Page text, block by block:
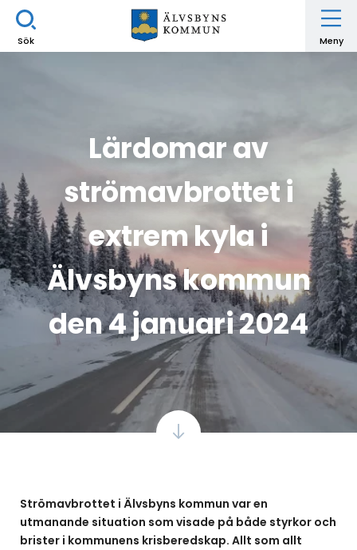
Sök Meny
Lärdomar av
strömavbrottet i
extrem kyla i
Älvsbyns kommun
den 4 januari 2024
Strömavbrottet i Älvsbyns kommun var en
utmanande situation som visade på både styrkor och
brister i kommunens krisberedskap. Allt som allt